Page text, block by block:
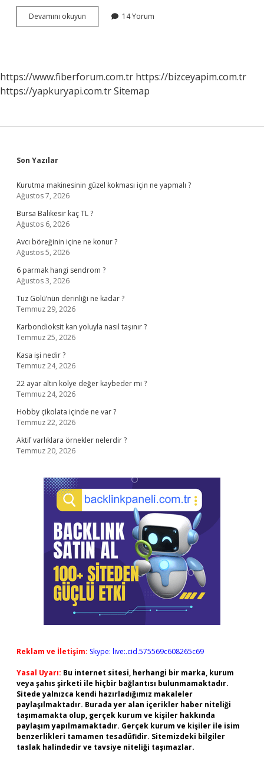
Devamını okuyun
Hastanede
14 Yorum
https://www.fiberforum.com.tr https://bizceyapim.com.tr
https://yapkuryapi.com.trSitemap
Sidebar
Son Yazılar
Kurutma makinesinin güzel kokması için ne yapmalı ?
Ağustos 7, 2026
Bursa Balıkesir kaç TL ?
Ağustos 6, 2026
Avcı böreğinin içine ne konur ?
Ağustos 5, 2026
6 parmak hangi sendrom ?
Ağustos 3, 2026
Tuz Gölü’nün derinliği ne kadar ?
Temmuz 29, 2026
Karbondioksit kan yoluyla nasıl taşınır ?
Temmuz 25, 2026
Kasa işi nedir ?
Temmuz 24, 2026
22 ayar altın kolye değer kaybeder mi ?
Temmuz 24, 2026
Hobby çikolata içinde ne var ?
Temmuz 22, 2026
Aktif varlıklara örnekler nelerdir ?
Temmuz 20, 2026
Reklam ve İletişim: Skype: live:.cid.575569c608265c69
Yasal Uyarı: Bu internet sitesi, herhangi bir marka, kurum
veya şahıs şirketi ile hiçbir bağlantısı bulunmamaktadır.
Sitede yalnızca kendi hazırladığımız makaleler
paylaşılmaktadır. Burada yer alan içerikler haber niteliği
taşımamakta olup, gerçek kurum ve kişiler hakkında
paylaşım yapılmamaktadır. Gerçek kurum ve kişiler ile isim
benzerlikleri tamamen tesadüfidir. Sitemizdeki bilgiler
taslak halindedir ve tavsiye niteliği taşımazlar.